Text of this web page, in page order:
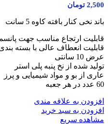
2,500 تومان
باند نخی کنار بافته کاوه 5 سانت
قابلیت ارتجاع مناسب جهت
قابلیت انعطاف عالی با بسته
عرض 10 سانتی
تولید شده از نخ پنبه پلی استر
عاری از بو و مواد شیمیایی و پرز
60 عدد در هر جعبه
افزودن به علاقه مندی
افزودن به سبد خرید
مشاهده سریع